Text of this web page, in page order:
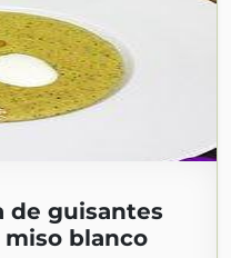
de guisantes
miso blanco